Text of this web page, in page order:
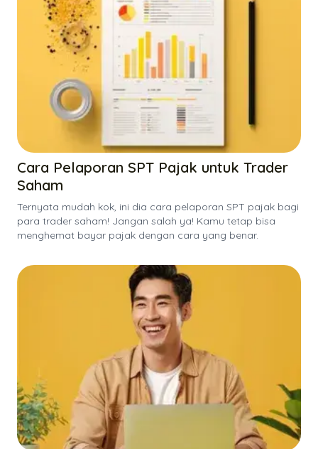
Cara Pelaporan SPT Pajak untuk Trader
Saham
Ternyata mudah kok, ini dia cara pelaporan SPT pajak bagi
para trader saham! Jangan salah ya! Kamu tetap bisa
menghemat bayar pajak dengan cara yang benar.